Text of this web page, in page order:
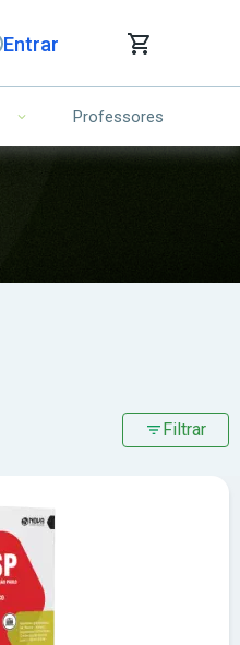
Entrar
Professores
Filtrar